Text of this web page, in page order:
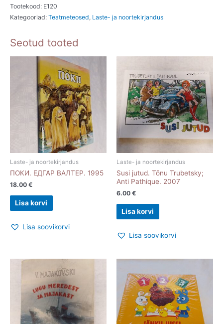
2002
kogus
Tootekood: E120
Kategooriad: Teatmeteosed, Laste- ja noortekirjandus
Seotud tooted
Laste- ja noortekirjandus
ПОКИ. ЕДГАР ВАЛТЕР. 1995
18.00 €
Lisa korvi
Lisa soovikorvi
Laste- ja noortekirjandus
Susi jutud. Tõnu Trubetsky;
Anti Pathique. 2007
6.00 €
Lisa korvi
Lisa soovikorvi